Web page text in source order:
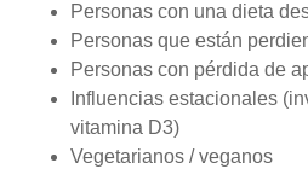
Personas con una dieta
Personas que están
Personas con pérdida de
Influencias estacionales
vitamina D3)
Vegetarianos / veganos